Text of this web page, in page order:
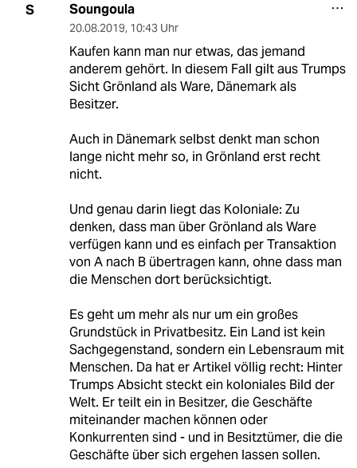
S Soungoula
20.08.2019, 10:43 Uhr
Kaufen kann man nur etwas, das jemand
anderem gehört. In diesem Fall gilt aus Trumps
Sicht Grönland als Ware, Dänemark als
Besitzer.
Auch in Dänemark selbst denkt man schon
lange nicht mehr so, in Grönland erst recht
nicht.
Und genau darin liegt das Koloniale: Zu
denken, dass man über Grönland als Ware
verfügen kann und es einfach per Transaktion
von A nach B übertragen kann, ohne dass man
die Menschen dort berücksichtigt.
Es geht um mehr als nur um ein großes
Grundstück in Privatbesitz. Ein Land ist kein
Sachgegenstand, sondern ein Lebensraum mit
Menschen. Da hat er Artikel völlig recht: Hinter
Trumps Absicht steckt ein koloniales Bild der
Welt. Er teilt ein in Besitzer, die Geschäfte
miteinander machen können oder
Konkurrenten sind - und in Besitztümer, die die
Geschäfte über sich ergehen lassen sollen.